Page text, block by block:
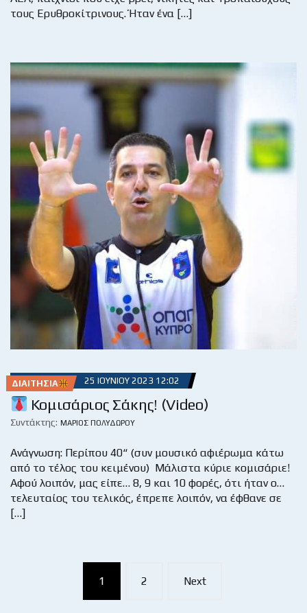
τους Ερυθροκίτρινους. Ήταν ένα […]
ΔΙΑΙΤΗΣΊΑ 25 ΙΟΥΝΊΟΥ 2023 12:02
Κομισάριος Σάκης! (Video)
Συντάκτης: ΜΆΡΙΟΣ ΠΟΛΥΔΏΡΟΥ
Ανάγνωση: Περίπου 40“ (συν μουσικό αφιέρωμα κάτω
από το τέλος του κειμένου) Μάλιστα κύριε κομισάριε!
Αφού λοιπόν, μας είπε… 8, 9 και 10 φορές, ότι ήταν ο…
τελευταίος του τελικός, έπρεπε λοιπόν, να έφθανε σε
[…]
navigation
1 2 Next